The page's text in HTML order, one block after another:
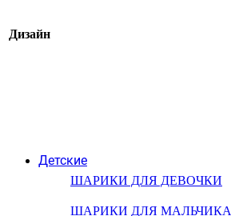
Детские
ШАРИКИ ДЛЯ ДЕВОЧКИ
ШАРИКИ ДЛЯ МАЛЬЧИКА
Дизайн